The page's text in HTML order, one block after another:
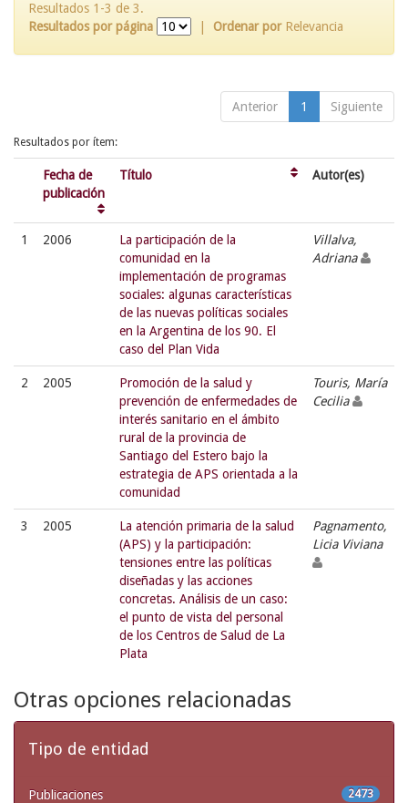
Resultados 1-3 de 3.
Resultados por página
Ordenar por Relevancia
Anterior 1 Siguiente
Resultados por ítem:
Fecha de
publicación
Título Autor(es)
1 2006
La participación de la
comunidad en la
implementación de programas
sociales: algunas características
de las nuevas políticas sociales
en la Argentina de los 90. El
caso del Plan Vida
Villalva,
Adriana
2 2005
Promoción de la salud y
prevención de enfermedades de
interés sanitario en el ámbito
rural de la provincia de
Santiago del Estero bajo la
estrategia de APS orientada a la
comunidad
Touris, María
Cecilia
3 2005
La atención primaria de la salud
(APS) y la participación:
tensiones entre las políticas
diseñadas y las acciones
concretas. Análisis de un caso:
el punto de vista del personal
de los Centros de Salud de La
Plata
Pagnamento,
Licia Viviana
Otras opciones relacionadas
Tipo de entidad
2473
Publicaciones